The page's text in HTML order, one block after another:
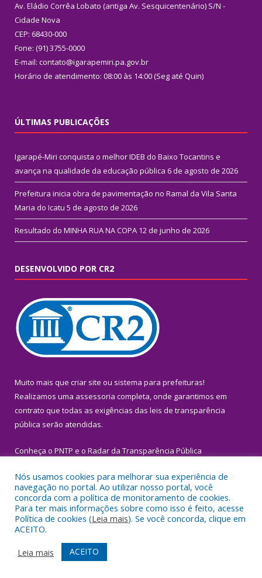
Av. Eládio Corrêa Lobato (antiga Av. Sesquicentenário) S/N -
Cidade Nova
CEP: 68430-000
Fone: (91) 3755-0000
E-mail: contato@igarapemiri.pa.gov.br
Horário de atendimento: 08:00 às 14:00 (Seg até Quin)
ÚLTIMAS PUBLICAÇÕES
Igarapé-Miri conquista o melhor IDEB do Baixo Tocantins e
avança na qualidade da educação pública 6 de agosto de 2026
Prefeitura inicia obra de pavimentação no Ramal da Vila Santa
Maria do Icatu 5 de agosto de 2026
Resultado do MINHA RUA NA COPA 12 de junho de 2026
DESENVOLVIDO POR CR2
Muito mais que criar site ou sistema para prefeituras!
Realizamos uma assessoria completa, onde garantimos em
contrato que todas as exigências das leis de transparência
pública serão atendidas.
Conheça o PNTP e o Radar da Transparência Pública
Todos os direitos reservados a Prefeitura Municipal de Igarapé-
Miri.
Mapa do Site
Acessar Área Administrativa
Acessar Webmail
Nós usamos cookies para melhorar sua experiência de
navegação no portal. Ao utilizar nosso portal, você
concorda com a política de monitoramento de cookies.
Para ter mais informações sobre como isso é feito, acesse
Política de cookies (Leia mais). Se você concorda, clique em
ACEITO.
Leia mais
ACEITO